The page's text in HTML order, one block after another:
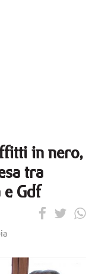
in nero,
tra
e Gdf